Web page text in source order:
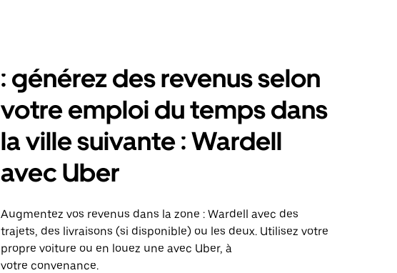
: générez des revenus selon
votre emploi du temps dans
la ville suivante : Wardell
avec Uber
Augmentez vos revenus dans la zone : Wardell avec des
trajets, des livraisons (si disponible) ou les deux. Utilisez votre
propre voiture ou en louez une avec Uber, à
votre convenance.